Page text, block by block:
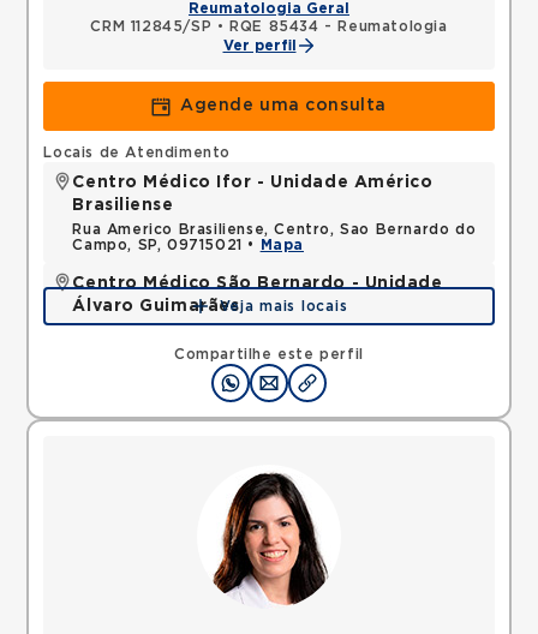
Reumatologia Geral
CRM 112845/SP •
RQE 85434 - Reumatologia
Ver perfil
Agende uma consulta
Compartilhe este perfil
Locais de Atendimento
Centro Médico Ifor - Unidade Américo
Brasiliense
Rua Americo Brasiliense, Centro, Sao Bernardo do
Campo, SP, 09715021 •
Mapa
Centro Médico São Bernardo - Unidade
Álvaro Guimarães
Avenida Alvaro Guimaraes, Assuncao, Sao Bernardo
do Campo, SP, 09810010 •
Mapa
Veja mais locais